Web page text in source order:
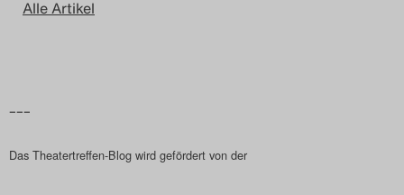
Alle Artikel
–––
Das Theatertreffen-Blog wird gefördert von der